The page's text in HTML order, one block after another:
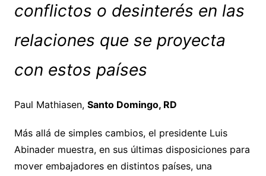
conflictos o desinterés en las
relaciones que se proyecta
con estos países
Paul Mathiasen, Santo Domingo, RD
Más allá de simples cambios, el presidente Luis
Abinader muestra, en sus últimas disposiciones para
mover embajadores en distintos países, una